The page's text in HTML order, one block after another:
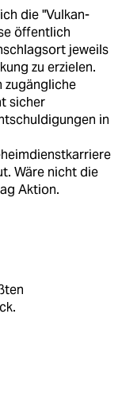
die "Vulkan-
öffentlich
jeweils
zu erzielen.
zugängliche
sicher
in
Wäre nicht die
Aktion.